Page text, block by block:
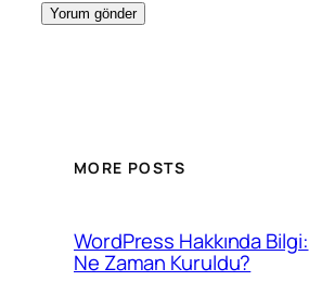
MORE POSTS
WordPress Hakkında Bilgi:
Ne Zaman Kuruldu?